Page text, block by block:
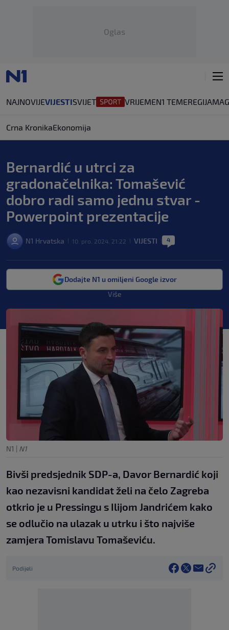
Oglas
NAJNOVIJEVIJESTISVIJET VRIJEMEN1 TEMEREGIJA
Crna KronikaEkonomija
Bernardić u utrci za
gradonačelnika: Tomašević
dobro radi samo jednu stvar -
Powerpoint prezentacije
N1 Hrvatska 10. pro. 2024. 21:22 VIJESTI 4
Dodajte N1 u omiljeni Google izvor
Više
N1 | N1
Bivši predsjednik SDP-a, Davor Bernardić koji
kao nezavisni kandidat želi na čelo Zagreba
otkrio je u Pressingu s Ilijom Jandrićem kako
se odlučio na ulazak u utrku i što najviše
zamjera Tomislavu Tomaševiću.
Podijeli